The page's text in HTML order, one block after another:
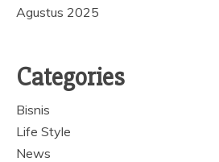
Agustus 2025
Categories
Bisnis
Life Style
News